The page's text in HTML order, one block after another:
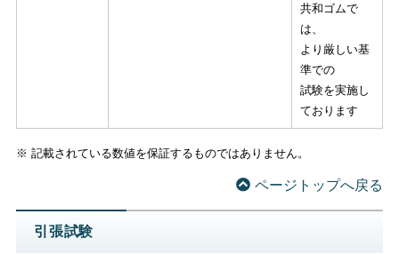
共和ゴムで
は、
より厳しい基
準での
試験を実施し
ております
※ 記載されている数値を保証するものではありません。
ページトップへ戻る
引張試験